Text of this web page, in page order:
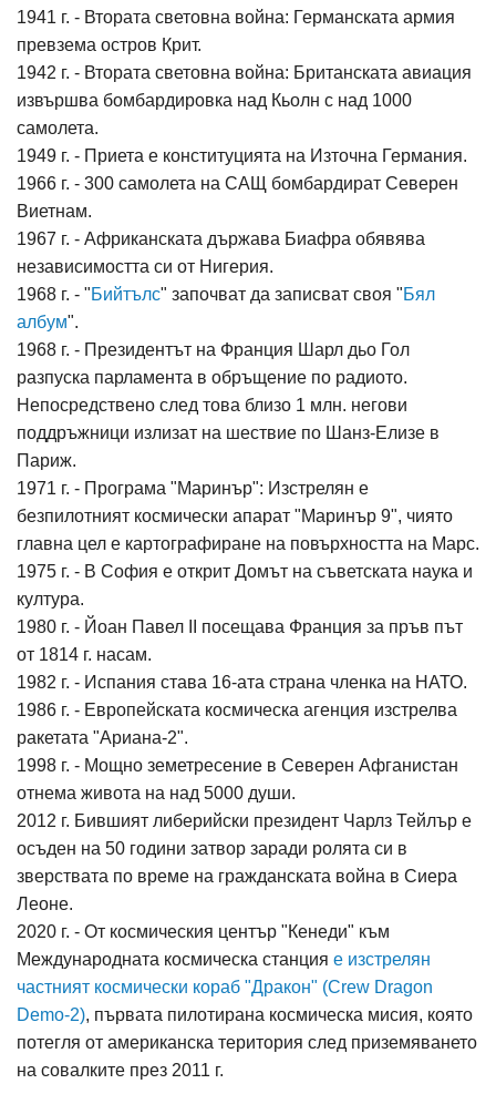
1941 г. - Втората световна война: Германската армия
превзема остров Крит.
1942 г. - Втората световна война: Британската авиация
извършва бомбардировка над Кьолн с над 1000
самолета.
1949 г. - Приета е конституцията на Източна Германия.
1966 г. - 300 самолета на САЩ бомбардират Северен
Виетнам.
1967 г. - Африканската държава Биафра обявява
независимостта си от Нигерия.
1968 г. - "Бийтълс" започват да записват своя "Бял
албум".
1968 г. - Президентът на Франция Шарл дьо Гол
разпуска парламента в обръщение по радиото.
Непосредствено след това близо 1 млн. негови
поддръжници излизат на шествие по Шанз-Елизе в
Париж.
1971 г. - Програма "Маринър": Изстрелян е
безпилотният космически апарат "Маринър 9", чиято
главна цел е картографиране на повърхността на Марс.
1975 г. - В София е открит Домът на съветската наука и
култура.
1980 г. - Йоан Павел II посещава Франция за пръв път
от 1814 г. насам.
1982 г. - Испания става 16-ата страна членка на НАТО.
1986 г. - Европейската космическа агенция изстрелва
ракетата "Ариана-2".
1998 г. - Мощно земетресение в Северен Афганистан
отнема живота на над 5000 души.
2012 г. Бившият либерийски президент Чарлз Тейлър е
осъден на 50 години затвор заради ролята си в
зверствата по време на гражданската война в Сиера
Леоне.
2020 г. - От космическия център "Кенеди" към
Международната космическа станция е изстрелян
частният космически кораб "Дракон" (Crew Dragon
Demo-2), първата пилотирана космическа мисия, която
потегля от американска територия след приземяването
на совалките през 2011 г.